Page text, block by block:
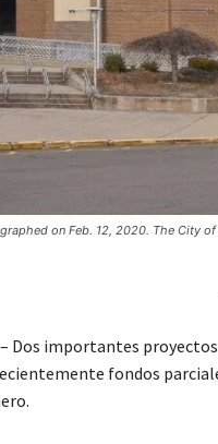
on Feb. 12, 2020. The City
– Dos importantes
fondos